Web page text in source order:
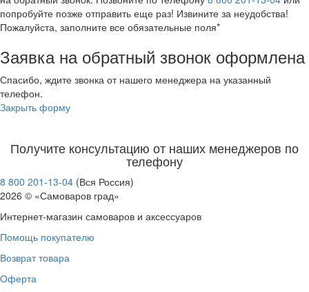
попробуйте позже отправить еще раз! Извините за неудобства!
Пожалуйста, заполните все обязательные поля*
Заявка на обратный звонок оформлена
Спасибо, ждите звонка от нашего менеджера на указанный
телефон.
Закрыть форму
Получите консультацию от наших менеджеров по
телефону
8 800 201-13-04 (Вся Россия)
2026 © «Самоваров град»
Интернет-магазин самоваров и аксессуаров
Помощь покупателю
Возврат товара
Оферта